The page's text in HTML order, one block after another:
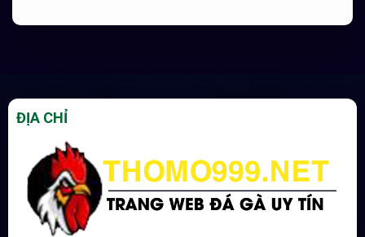
ĐỊA CHỈ